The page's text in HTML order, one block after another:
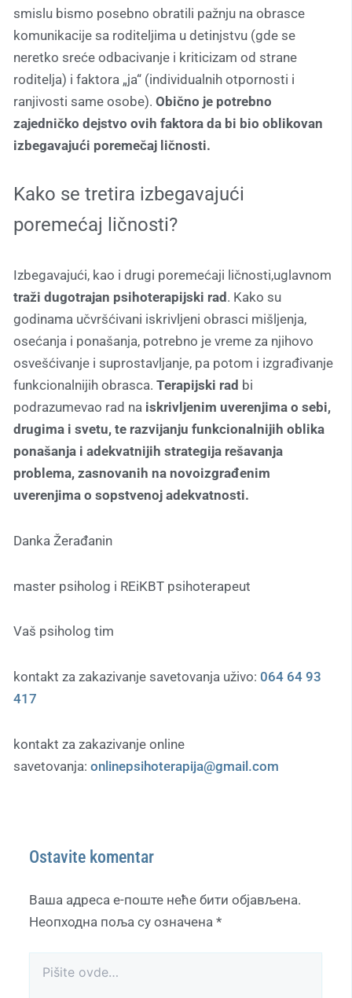
smislu bismo posebno obratili pažnju na obrasce
komunikacije sa roditeljima u detinjstvu (gde se
neretko sreće odbacivanje i kriticizam od strane
roditelja) i faktora „ja“ (individualnih otpornosti i
ranjivosti same osobe). Obično je potrebno
zajedničko dejstvo ovih faktora da bi bio oblikovan
izbegavajući poremečaj ličnosti.
Kako se tretira izbegavajući
poremećaj ličnosti?
Izbegavajući, kao i drugi poremećaji ličnosti,uglavnom
traži dugotrajan psihoterapijski rad . Kako su
godinama učvršćivani iskrivljeni obrasci mišljenja,
osećanja i ponašanja, potrebno je vreme za njihovo
osvešćivanje i suprostavljanje, pa potom i izgrađivanje
funkcionalnijih obrasca. Terapijski rad bi
podrazumevao rad na iskrivljenim uverenjima o sebi,
drugima i svetu, te razvijanju funkcionalnijih oblika
ponašanja i adekvatnijih strategija rešavanja
problema, zasnovanih na novoizgrađenim
uverenjima o sopstvenoj adekvatnosti.
Danka Žerađanin
master psiholog i REiKBT psihoterapeut
Vaš psiholog tim
kontakt za zakazivanje savetovanja uživo: 064 64 93
417
kontakt za zakazivanje online
savetovanja: onlinepsihoterapija@gmail.com
Ostavite komentar
Ваша адреса е-поште неће бити објављена.
Неопходна поља су означена *